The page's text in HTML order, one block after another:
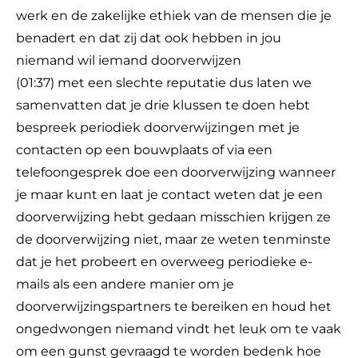
werk en de zakelijke ethiek van de mensen die je
benadert en dat zij dat ook hebben in jou
niemand wil iemand doorverwijzen
(01:37) met een slechte reputatie dus laten we
samenvatten dat je drie klussen te doen hebt
bespreek periodiek doorverwijzingen met je
contacten op een bouwplaats of via een
telefoongesprek doe een doorverwijzing wanneer
je maar kunt en laat je contact weten dat je een
doorverwijzing hebt gedaan misschien krijgen ze
de doorverwijzing niet, maar ze weten tenminste
dat je het probeert en overweeg periodieke e-
mails als een andere manier om je
doorverwijzingspartners te bereiken en houd het
ongedwongen niemand vindt het leuk om te vaak
om een gunst gevraagd te worden bedenk hoe